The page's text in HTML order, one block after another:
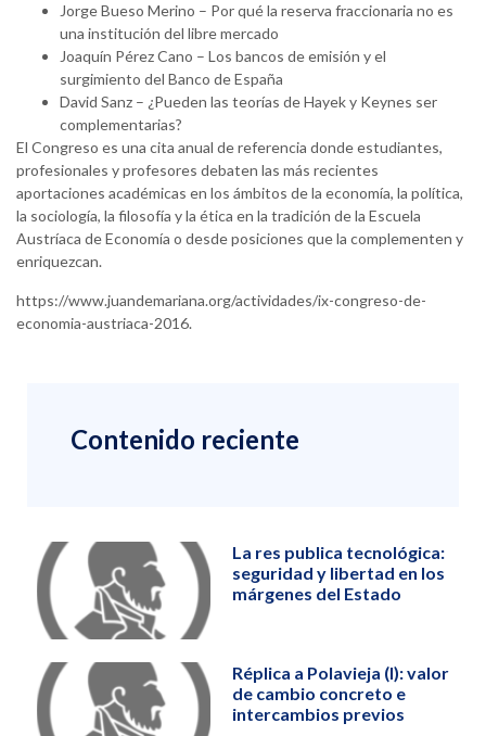
Jorge Bueso Merino – Por qué la reserva fraccionaria no es
una institución del libre mercado
Joaquín Pérez Cano – Los bancos de emisión y el
surgimiento del Banco de España
David Sanz – ¿Pueden las teorías de Hayek y Keynes ser
complementarias?
El Congreso es una cita anual de referencia donde estudiantes,
profesionales y profesores debaten las más recientes
aportaciones académicas en los ámbitos de la economía, la política,
la sociología, la filosofía y la ética en la tradición de la Escuela
Austríaca de Economía o desde posiciones que la complementen y
enriquezcan.
https://www.juandemariana.org/actividades/ix-congreso-de-
economia-austriaca-2016.
Contenido reciente
La res publica tecnológica:
seguridad y libertad en los
márgenes del Estado
Réplica a Polavieja (I): valor
de cambio concreto e
intercambios previos